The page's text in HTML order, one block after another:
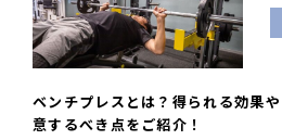
ベンチプレスとは？得られる効果
意するべき点をご紹介！